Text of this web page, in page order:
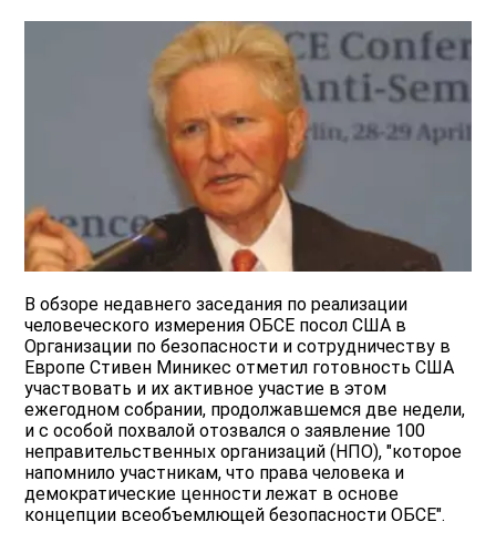
В обзоре недавнего заседания по реализации
человеческого измерения ОБСЕ посол США в
Организации по безопасности и сотрудничеству в
Европе Стивен Миникес отметил готовность США
участвовать и их активное участие в этом
ежегодном собрании, продолжавшемся две недели,
и с особой похвалой отозвался о заявление 100
неправительственных организаций (НПО), "которое
напомнило участникам, что права человека и
демократические ценности лежат в основе
концепции всеобъемлющей безопасности ОБСЕ".